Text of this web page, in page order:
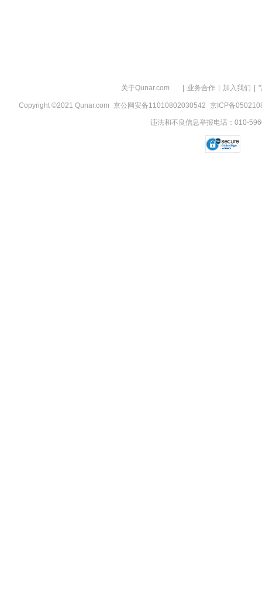
关于Qunar.com 业务合作 加入我们
Copyright ©2021 Qunar.com 京公网安备11010802030542 京ICP备
违法和不良信息举报电话：010-